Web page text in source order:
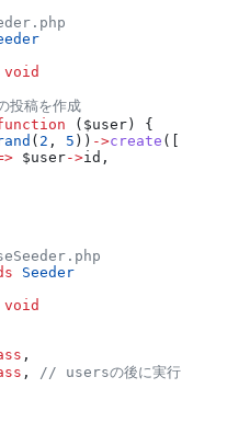
void
投稿を作成
( $user ) {
( 2 , 5 )) ->create ([
$user->id ,
Seeder
void
,
, // usersの後に実行